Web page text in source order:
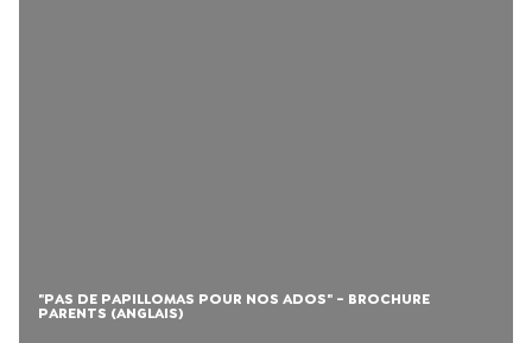
"PAS DE PAPILLOMAS POUR NOS ADOS" - BROCHURE
PARENTS (ANGLAIS)